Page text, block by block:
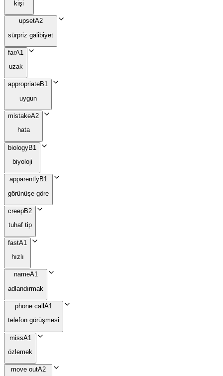
kişi
upsetA2
sürpriz galibiyet
farA1
uzak
appropriateB1
uygun
mistakeA2
hata
biologyB1
biyoloji
apparentlyB1
görünüşe göre
creepB2
tuhaf tip
fastA1
hızlı
nameA1
adlandırmak
phone call A1
telefon görüşmesi
missA1
özlemek
move outA2